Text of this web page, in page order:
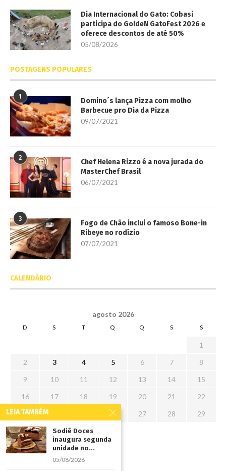
Dia Internacional do Gato: Cobasi
participa do GoldeN GatoFest 2026 e
oferece descontos de até 50%
05/08/2026
POSTAGENS POPULARES
1
Domino´s lança Pizza com molho
Barbecue pro Dia da Pizza
09/07/2021
2
Chef Helena Rizzo é a nova jurada do
MasterChef Brasil
06/07/2021
3
Fogo de Chão inclui o famoso Bone-in
Ribeye no rodízio
07/07/2021
CALENDÁRIO
agosto 2026
D S T Q Q S S
1
2
3 4 5 6 7
8
9
10 11 12 13 14
15
16
17 18 19 20 21
22
23
26 27 28
29
30
31
« jul
LEIA TAMBÉM
Sodiê Doces
inaugura segunda
unidade no...
05/08/2026